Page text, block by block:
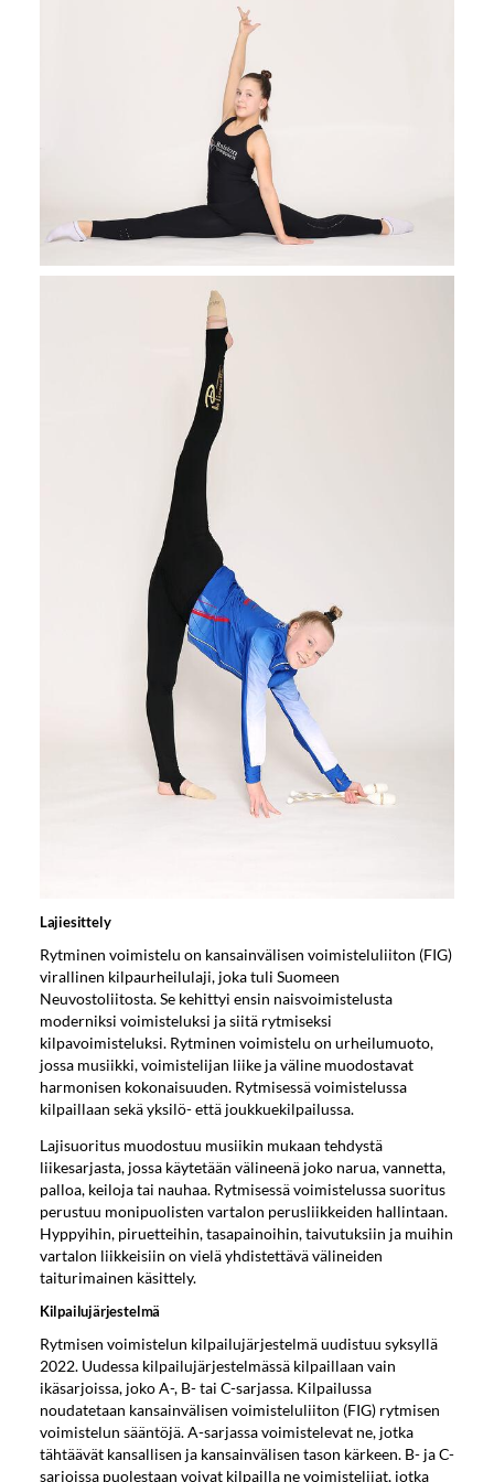
Lajiesittely
Rytminen voimistelu on kansainvälisen voimisteluliiton (FIG)
virallinen kilpaurheilulaji, joka tuli Suomeen
Neuvostoliitosta. Se kehittyi ensin naisvoimistelusta
moderniksi voimisteluksi ja siitä rytmiseksi
kilpavoimisteluksi. Rytminen voimistelu on urheilumuoto,
jossa musiikki, voimistelijan liike ja väline muodostavat
harmonisen kokonaisuuden. Rytmisessä voimistelussa
kilpaillaan sekä yksilö- että joukkuekilpailussa.
Lajisuoritus muodostuu musiikin mukaan tehdystä
liikesarjasta, jossa käytetään välineenä joko narua, vannetta,
palloa, keiloja tai nauhaa. Rytmisessä voimistelussa suoritus
perustuu monipuolisten vartalon perusliikkeiden hallintaan.
Hyppyihin, piruetteihin, tasapainoihin, taivutuksiin ja muihin
vartalon liikkeisiin on vielä yhdistettävä välineiden
taiturimainen käsittely.
Kilpailujärjestelmä
Rytmisen voimistelun kilpailujärjestelmä uudistuu syksyllä
2022. Uudessa kilpailujärjestelmässä kilpaillaan vain
ikäsarjoissa, joko A-, B- tai C-sarjassa. Kilpailussa
noudatetaan kansainvälisen voimisteluliiton (FIG) rytmisen
voimistelun sääntöjä. A-sarjassa voimistelevat ne, jotka
tähtäävät kansallisen ja kansainvälisen tason kärkeen. B- ja C-
sarjoissa puolestaan voivat kilpailla ne voimistelijat, jotka